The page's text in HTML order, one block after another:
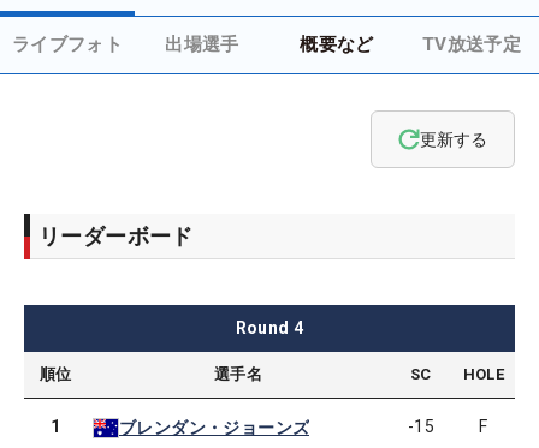
ライブフォト 出場選手 概要など TV放送予定
更新する
リーダーボード
Round 4
順位 選手名 SC HOLE
1 ブレンダン・ジョーンズ -15 F